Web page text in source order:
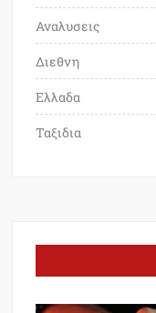
Αναλυσεις
Διεθνη
Ελλαδα
Ταξιδια